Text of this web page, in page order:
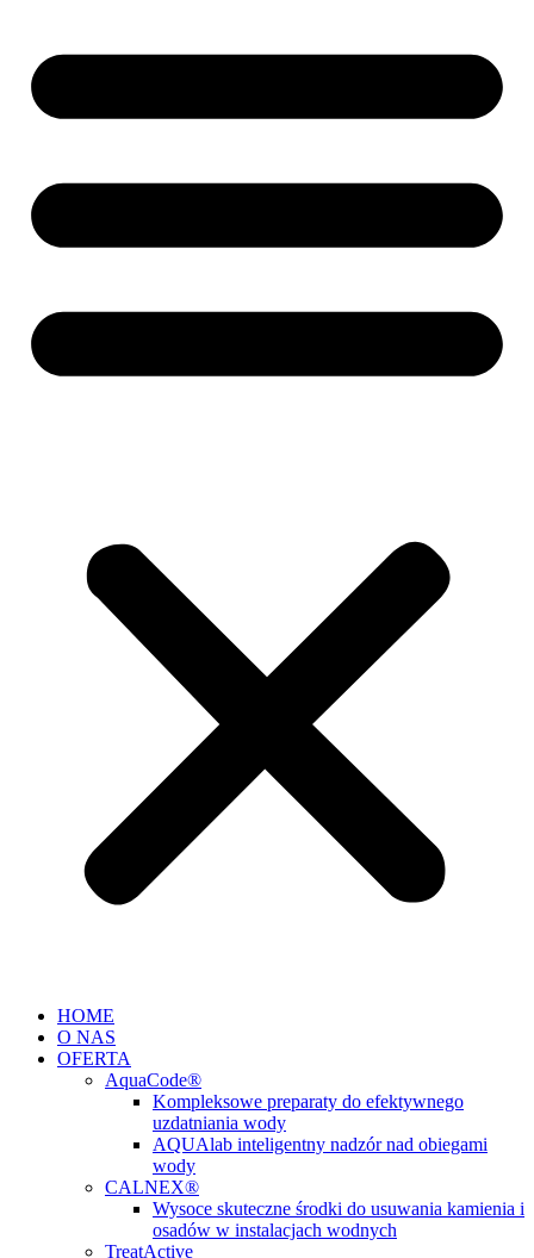
HOME
O NAS
OFERTA
AquaCode®
Kompleksowe preparaty do efektywnego
uzdatniania wody
AQUAlab inteligentny nadzór nad obiegami
wody
CALNEX®
Wysoce skuteczne środki do usuwania kamienia i
osadów w instalacjach wodnych
TreatActive